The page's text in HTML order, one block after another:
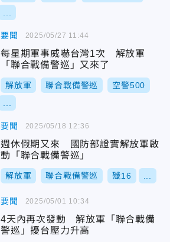
要聞
每星期軍事威嚇台灣1次 解放軍
「聯合戰備警巡」又來了
解放軍 聯合戰備警巡 空警500
2025/05/27 11:44
要聞
週休假期又來 國防部證實解放軍啟
動「聯合戰備警巡」
解放軍 聯合戰備警巡 殲16
2025/05/18 12:36
要聞
4天內再次發動 解放軍「聯合戰備
警巡」擾台壓力升高
2025/05/01 10:34